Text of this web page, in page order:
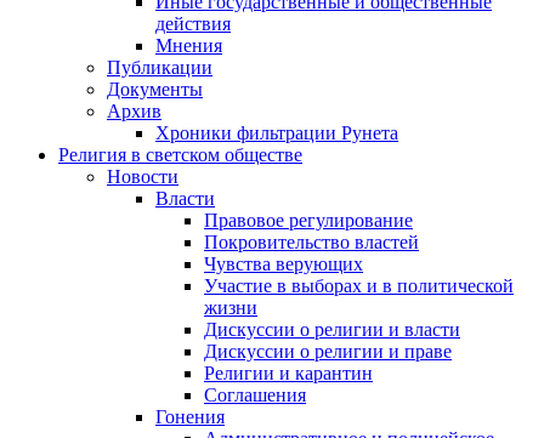
действия
Мнения
Публикации
Документы
Архив
Хроники фильтрации Рунета
Религия в светском обществе
Новости
Власти
Правовое регулирование
Покровительство властей
Чувства верующих
Участие в выборах и в политической
жизни
Дискуссии о религии и власти
Дискуссии о религии и праве
Религии и карантин
Соглашения
Гонения